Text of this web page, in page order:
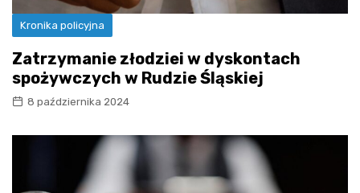
Kronika policyjna
Zatrzymanie złodziei w dyskontach
spożywczych w Rudzie Śląskiej
8 października 2024